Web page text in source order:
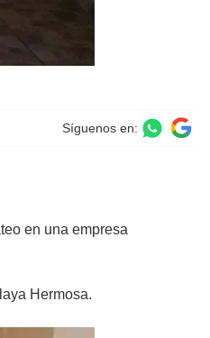
Síguenos en:
en una empresa
Hermosa.